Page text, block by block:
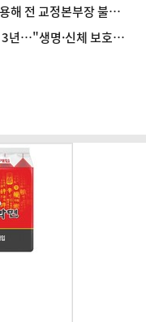
해 전 교정본부장 불구
3년…"생명·신체 보호